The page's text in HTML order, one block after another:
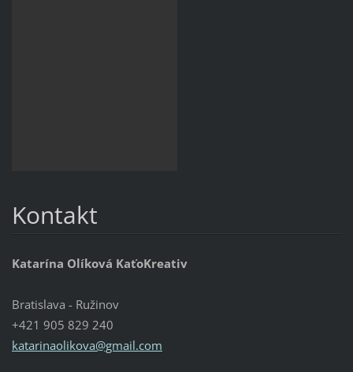
Kontakt
Katarína Olíková KaťoKreativ
Bratislava - Ružinov
+421 905 829 240
katarinaolikova@gmail.com